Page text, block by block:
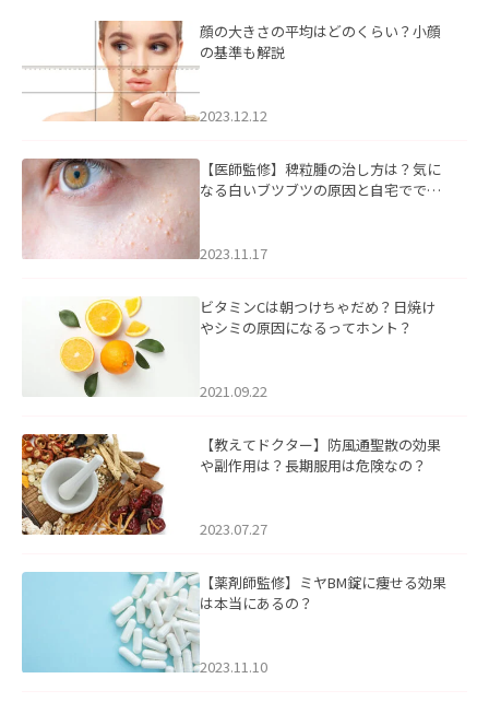
顔の大きさの平均はどのくらい？小顔
の基準も解説
2023.12.12
【医師監修】稗粒腫の治し方は？気に
なる白いブツブツの原因と自宅ででき
2023.11.17
ビタミンCは朝つけちゃだめ？日焼け
やシミの原因になるってホント？
2021.09.22
【教えてドクター】防風通聖散の効果
や副作用は？長期服用は危険なの？
2023.07.27
【薬剤師監修】ミヤBM錠に痩せる効果
は本当にあるの？
2023.11.10